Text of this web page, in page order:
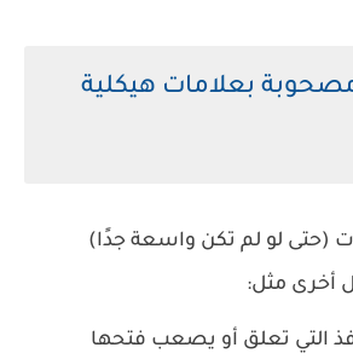
بعلامات هيكلية
(حتى لو لم تكن واسعة جدًا)
أخرى مثل:
التي تعلق أو يصعب فتحها